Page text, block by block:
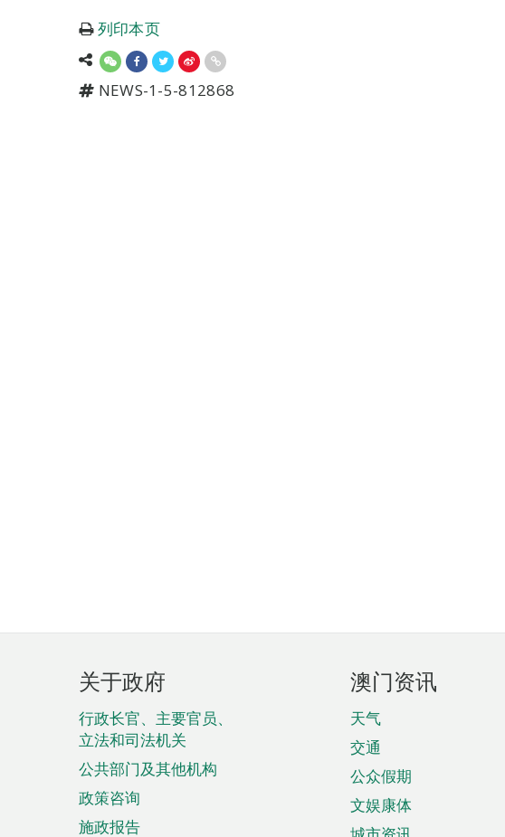
列印本页
NEWS-1-5-812868
页
脚
菜
单
关于政府
行政长官、主要官员、
立法和司法机关
公共部门及其他机构
政策咨询
施政报告
澳门资讯
天气
交通
公众假期
文娱康体